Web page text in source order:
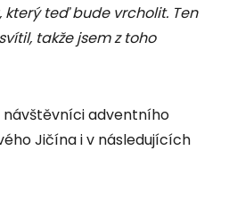
teď bude vrcholit. Ten
takže jsem z toho
návštěvníci adventního
Jičína i v následujících